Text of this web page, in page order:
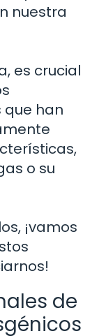
nuestra
es crucial
que han
o su
¡vamos
de